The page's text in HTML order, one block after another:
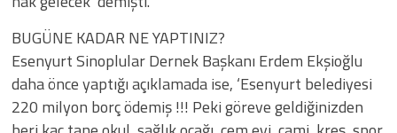
BUGÜNE KADAR NE YAPTINIZ?
Esenyurt Sinoplular Dernek Başkanı Erdem Ekşioğlu
daha önce yaptığı açıklamada ise, ‘Esenyurt belediyesi
220 milyon borç ödemiş !!! Peki göreve geldiğinizden